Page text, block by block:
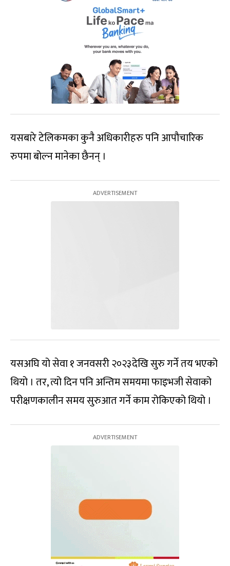
यसबारे टेलिकमका कुनै अधिकारीहरु पनि आपौचारिक
रुपमा बोल्न मानेका छैनन् ।
यसअघि यो सेवा १ जनवसरी २०२३देखि सुरु गर्ने तय भएको
थियो । तर, त्यो दिन पनि अन्तिम समयमा फाइभजी सेवाको
परीक्षणकालीन समय सुरुआत गर्ने काम रोकिएको थियो ।